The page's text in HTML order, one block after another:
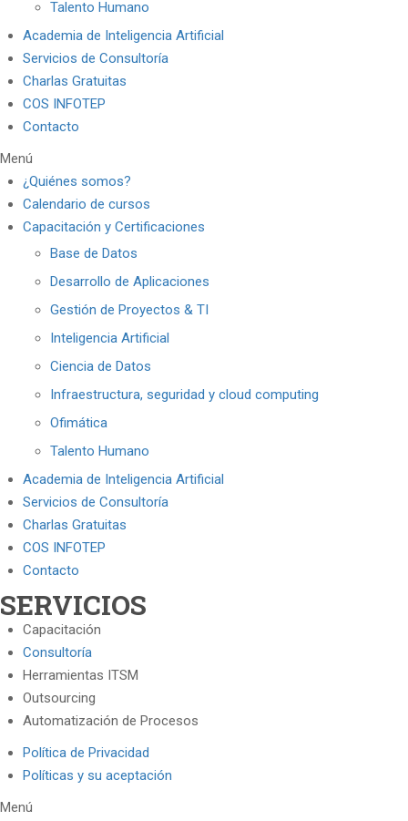
Talento Humano
Academia de Inteligencia Artificial
Servicios de Consultoría
Charlas Gratuitas
COS INFOTEP
Contacto
Menú
¿Quiénes somos?
Calendario de cursos
Capacitación y Certificaciones
Base de Datos
Desarrollo de Aplicaciones
Gestión de Proyectos & TI
Inteligencia Artificial
Ciencia de Datos
Infraestructura, seguridad y cloud computing
Ofimática
Talento Humano
Academia de Inteligencia Artificial
Servicios de Consultoría
Charlas Gratuitas
COS INFOTEP
Contacto
SERVICIOS
Capacitación
Consultoría
Herramientas ITSM
Outsourcing
Automatización de Procesos
Política de Privacidad
Políticas y su aceptación
Menú